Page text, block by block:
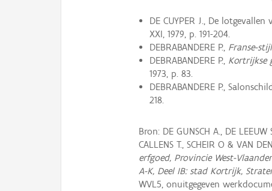
DE CUYPER J., De
XXI, 1979, p. 191-204.
DEBRABANDERE P., Franse-
DEBRABANDERE P., Kortrijkse
1973, p. 83.
DEBRABANDERE P.,
218.
Bron: DE GUNSCH A., DE
CALLENS T., SCHEIR O & VAN
erfgoed, Provincie West-
A-K, Deel IB: stad Kortrijk,
WVL5, onuitgegeven